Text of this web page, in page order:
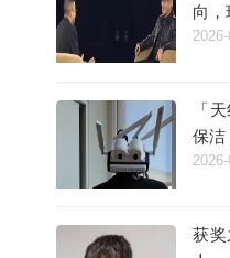
向，
「
保洁
·智能
获